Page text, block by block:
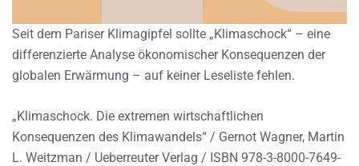
Seit dem Pariser Klimagipfel sollte „Klimaschock“ – eine
differenzierte Analyse ökonomischer Konsequenzen der
globalen Erwärmung – auf keiner Leseliste fehlen.
„Klimaschock. Die extremen wirtschaftlichen
Konsequenzen des Klimawandels“ / Gernot Wagner, Martin
L. Weitzman / Ueberreuter Verlag / ISBN 978-3-8000-7649-